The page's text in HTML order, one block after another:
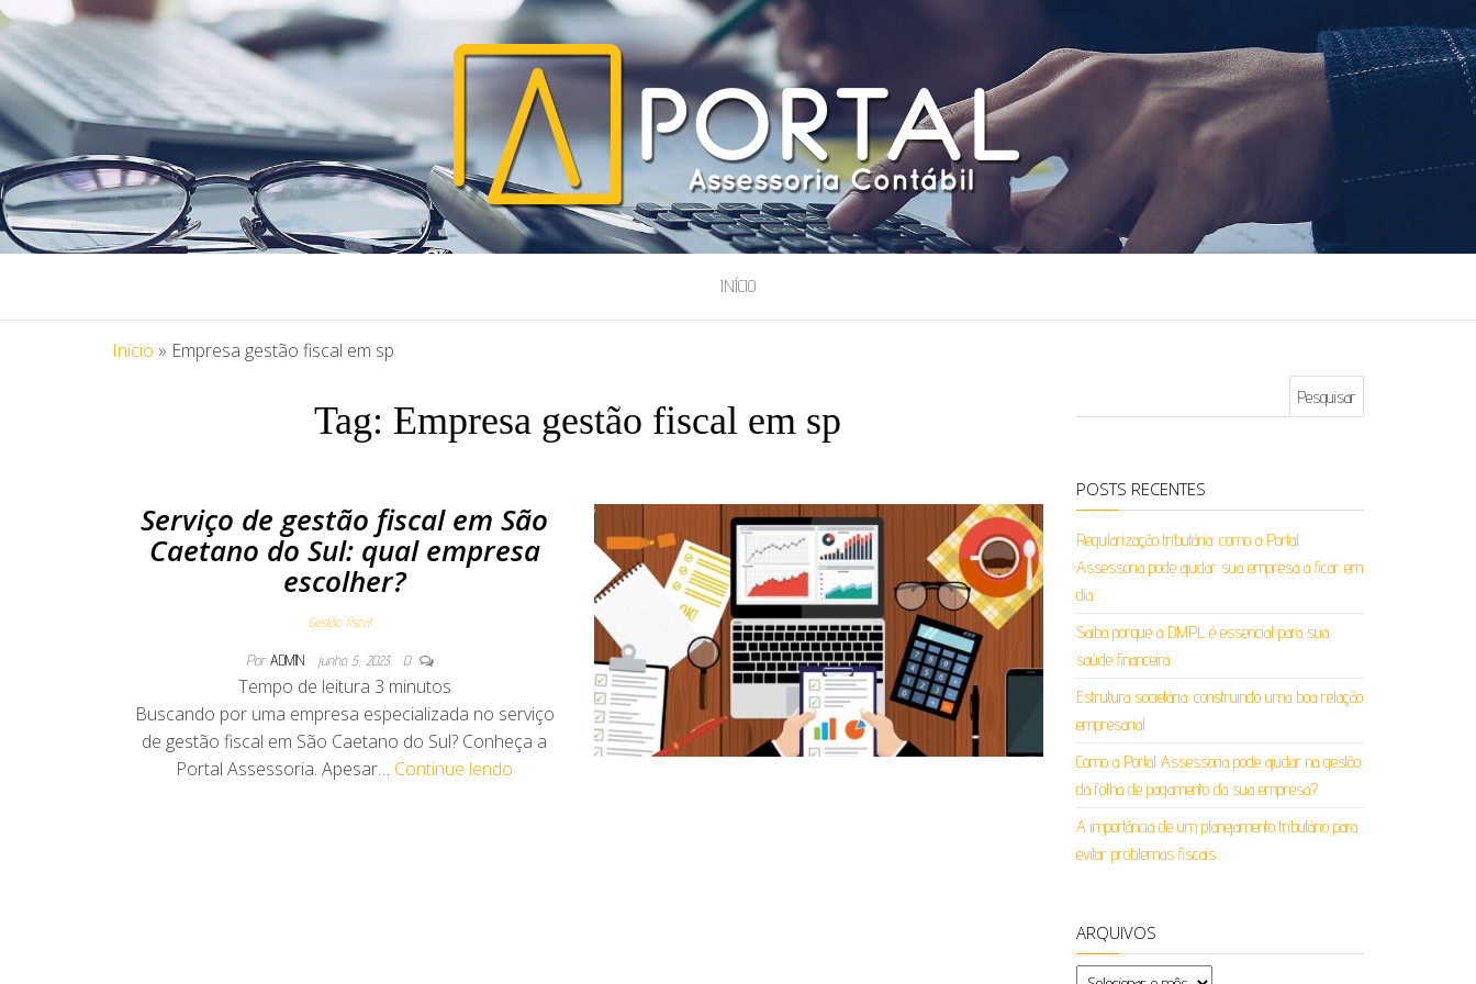
PORTAL ASSESSORIA
Blog Portal Assessoria
INÍCIO
Início » Empresa gestão fiscal em sp
Tag: Empresa gestão fiscal em sp
Serviço de gestão fiscal em São
Caetano do Sul: qual empresa
escolher?
Gestão fiscal
Por ADMIN junho 5, 2023 0
Tempo de leitura 3 minutos
Buscando por uma empresa especializada no serviço
de gestão fiscal em São Caetano do Sul? Conheça a
Portal Assessoria. Apesar… Continue lendo
POSTS RECENTES
Regularização tributária: como a Portal
Assessoria pode ajudar sua empresa a ficar em
dia
Saiba porque a DMPL é essencial para sua
saúde financeira
Estrutura societária: construindo uma boa relação
empresarial
Como a Portal Assessoria pode ajudar na gestão
da folha de pagamento da sua empresa?
A importância de um planejamento tributário para
evitar problemas fiscais
ARQUIVOS
Arquivos